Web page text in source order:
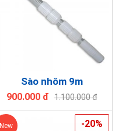
Sào nhôm 9m
900.000 đ 1.100.000 đ
New -20%